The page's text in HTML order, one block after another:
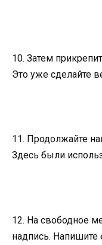
10. Затем
Это уже сделайте
11. Продолжайте
Здесь были
12. На свободное
надпись. Напишите